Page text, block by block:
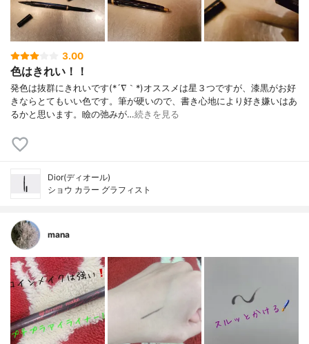
3.00
色はきれい！！
発色は抜群にきれいです(*´∇｀*)オススメは星３つですが、漆黒がお好
きならとてもいい色です。筆が硬いので、書き心地により好き嫌いはあ
るかと思います。瞼の弛みが…続きを見る
Dior(ディオール)
ショウ カラー グラフィスト
mana